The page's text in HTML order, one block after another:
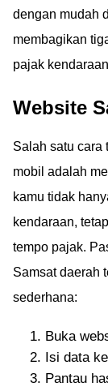
dengan mudah
membagikan
pajak
Website
Salah satu cara
mobil adalah
kamu tidak
kendaraan,
tempo pajak.
Samsat daerah
sederhana:
Buka
Isi data
Pantau